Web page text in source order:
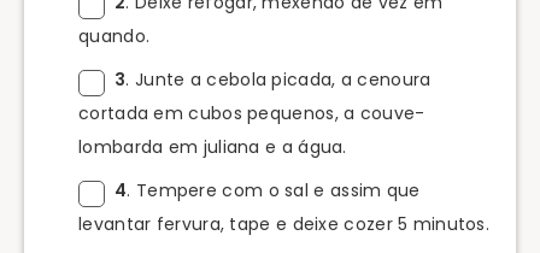
quando.
3. Junte a cebola picada, a cenoura
cortada em cubos pequenos, a couve-
lombarda em juliana e a água.
4. Tempere com o sal e assim que
levantar fervura, tape e deixe cozer 5 minutos.